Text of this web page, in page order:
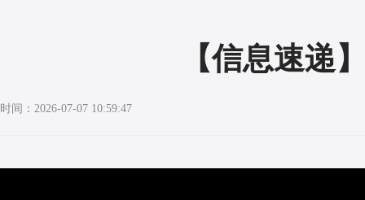
【信息速递
时间：2026-07-07 10:59:47